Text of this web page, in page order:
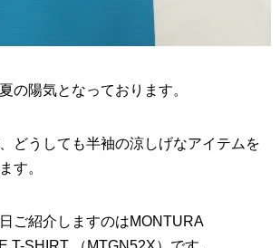
の陽気となっております。
どうしても半袖の涼しげなアイテムを
す。
ご紹介しますのはMONTURA